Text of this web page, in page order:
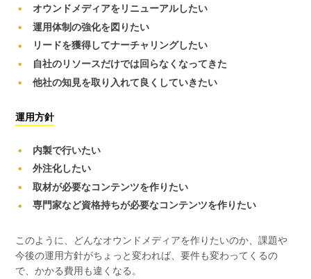
オウンドメディアをリニューアルしたい
運用体制の強化を図りたい
リードを獲得してナーチャリングしたい
自社のリソースだけでは回らなくなってきた
他社の知見を取り入れて良くしていきたい
運用方針
内製で行いたい
外注化したい
取材が必要なコンテンツを作りたい
専門家など資格持ちが必要なコンテンツを作りたい
このように、どんなオウンドメディアを作りたいのか、課題や
今後の運用方針がちょっと変われば、要件も変わってくるの
で、かかる費用も違くなる。